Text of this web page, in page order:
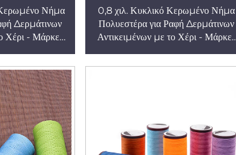
Νήμα
Δερμάτινων
Χέρι - Μάρκες
0,8 χιλ. Κυκλικό Κερωμένο Νήμα
Πολυεστέρα για Ραφή Δερμάτινων
Αντικειμένων με το Χέρι - Μάρκες